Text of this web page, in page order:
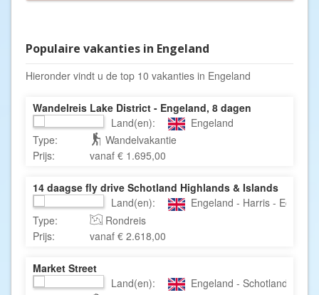
Populaire vakanties in Engeland
Hieronder vindt u de top 10 vakanties in Engeland
Wandelreis Lake District - Engeland, 8 dagen
Land(en):
Engeland
Type:
Wandelvakantie
Prijs:
vanaf € 1.695,00
14 daagse fly drive Schotland Highlands & Islands
Land(en):
Engeland - Harris -
Type:
Rondreis
Prijs:
vanaf € 2.618,00
Market Street
Land(en):
Engeland - Schotland -